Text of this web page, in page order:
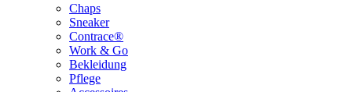
Chaps
Sneaker
Contrace®
Work & Go
Bekleidung
Pflege